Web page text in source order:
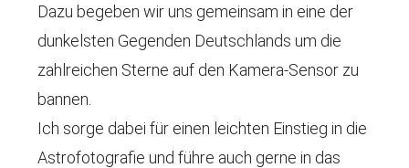
Dazu begeben wir uns gemeinsam in eine der
dunkelsten Gegenden Deutschlands um die
zahlreichen Sterne auf den Kamera-Sensor zu
bannen.
Ich sorge dabei für einen leichten Einstieg in die
Astrofotografie und führe auch gerne in das